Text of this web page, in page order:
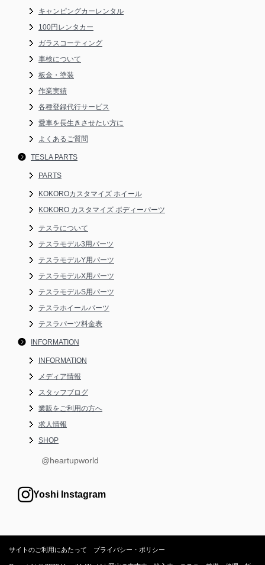
キャンピングカーレンタル
100円レンタカー
ガラスコーティング
車検について
板金・塗装
作業実績
各種登録代行サービス
愛車を長生きさせたい方に
よくあるご質問
TESLA PARTS
PARTS
KOKOROカスタマイズ ホイール
KOKORO カスタマイズ ボディーパーツ
テスラについて
テスラモデル3用パーツ
テスラモデルY用パーツ
テスラモデルX用パーツ
テスラモデルS用パーツ
テスラホイールパーツ
テスラパーツ料金表
INFORMATION
INFORMATION
メディア情報
スタッフブログ
業販をご利用の方へ
求人情報
SHOP
@heartupworld
Yoshi Instagram
サイトのご利用にあたって プライバシー・ポリシー